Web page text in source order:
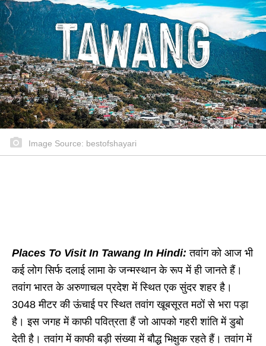
Image Source: bestofshayari
Places To Visit In Tawang In Hindi:तवांग को आज भी
कई लोग सिर्फ दलाई लामा के जन्मस्थान के रूप में ही जानते हैं।
तवांग भारत के अरुणाचल प्रदेश में स्थित एक सुंदर शहर है।
3048 मीटर की ऊंचाई पर स्थित तवांग खूबसूरत मठों से भरा पड़ा
है। इस जगह में काफी पवित्रता हैं जो आपको गहरी शांति में डुबो
देती है। तवांग में काफी बड़ी संख्या में बौद्ध भिक्षुक रहते हैं। तवांग में